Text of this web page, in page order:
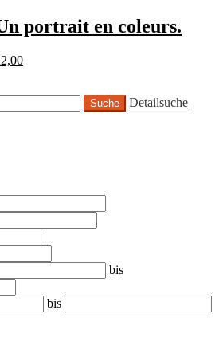
portrait en coleurs.
Detailsuche
bis
bis